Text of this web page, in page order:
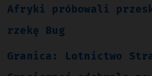
Afryki próbowali
rzekę Bug
Granica: Lotnictwo